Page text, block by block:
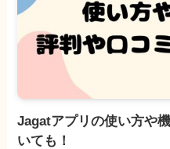
Jagatアプリの使い方や
いても！